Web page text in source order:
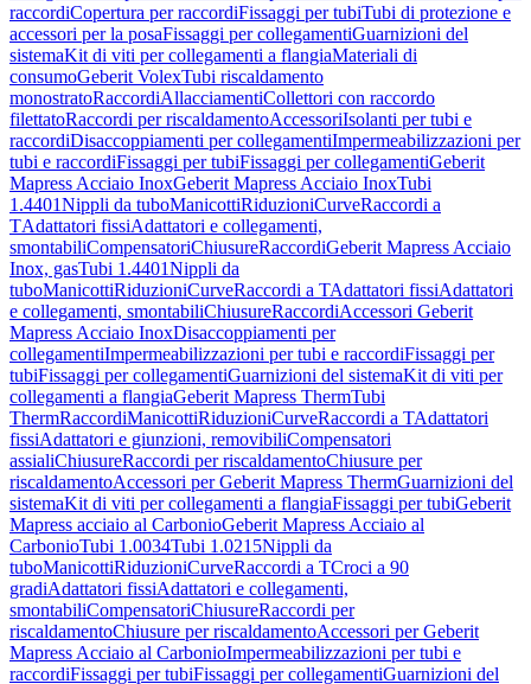
raccordiCopertura per raccordiFissaggi per tubiTubi di protezione e
accessori per la posaFissaggi per collegamentiGuarnizioni del
sistemaKit di viti per collegamenti a flangiaMateriali di
consumoGeberit VolexTubi riscaldamento
monostratoRaccordiAllacciamentiCollettori con raccordo
filettatoRaccordi per riscaldamentoAccessoriIsolanti per tubi e
raccordiDisaccoppiamenti per collegamentiImpermeabilizzazioni per
tubi e raccordiFissaggi per tubiFissaggi per collegamentiGeberit
Mapress Acciaio InoxGeberit Mapress Acciaio InoxTubi
1.4401Nippli da tuboManicottiRiduzioniCurveRaccordi a
TAdattatori fissiAdattatori e collegamenti,
smontabiliCompensatoriChiusureRaccordiGeberit Mapress Acciaio
Inox, gasTubi 1.4401Nippli da
tuboManicottiRiduzioniCurveRaccordi a TAdattatori fissiAdattatori
e collegamenti, smontabiliChiusureRaccordiAccessori Geberit
Mapress Acciaio InoxDisaccoppiamenti per
collegamentiImpermeabilizzazioni per tubi e raccordiFissaggi per
tubiFissaggi per collegamentiGuarnizioni del sistemaKit di viti per
collegamenti a flangiaGeberit Mapress ThermTubi
ThermRaccordiManicottiRiduzioniCurveRaccordi a TAdattatori
fissiAdattatori e giunzioni, removibiliCompensatori
assialiChiusureRaccordi per riscaldamentoChiusure per
riscaldamentoAccessori per Geberit Mapress ThermGuarnizioni del
sistemaKit di viti per collegamenti a flangiaFissaggi per tubiGeberit
Mapress acciaio al CarbonioGeberit Mapress Acciaio al
CarbonioTubi 1.0034Tubi 1.0215Nippli da
tuboManicottiRiduzioniCurveRaccordi a TCroci a 90
gradiAdattatori fissiAdattatori e collegamenti,
smontabiliCompensatoriChiusureRaccordi per
riscaldamentoChiusure per riscaldamentoAccessori per Geberit
Mapress Acciaio al CarbonioImpermeabilizzazioni per tubi e
raccordiFissaggi per tubiFissaggi per collegamentiGuarnizioni del